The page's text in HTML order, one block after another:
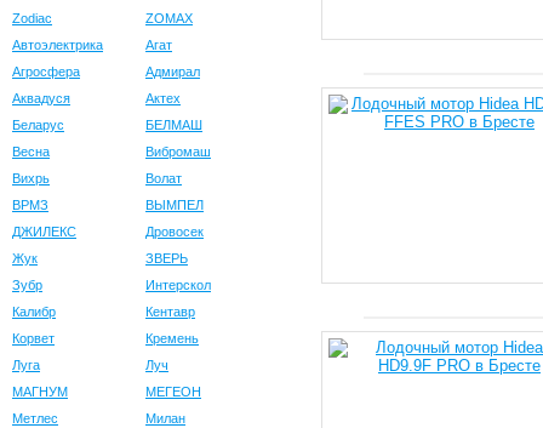
Zodiac
ZOMAX
Автоэлектрика
Агат
Агросфера
Адмирал
Аквадуся
Актех
Беларус
БЕЛМАШ
Весна
Вибромаш
Вихрь
Волат
ВРМЗ
ВЫМПЕЛ
ДЖИЛЕКС
Дровосек
Жук
ЗВЕРЬ
Зубр
Интерскол
Калибр
Кентавр
Корвет
Кремень
Луга
Луч
МАГНУМ
МЕГЕОН
Метлес
Милан